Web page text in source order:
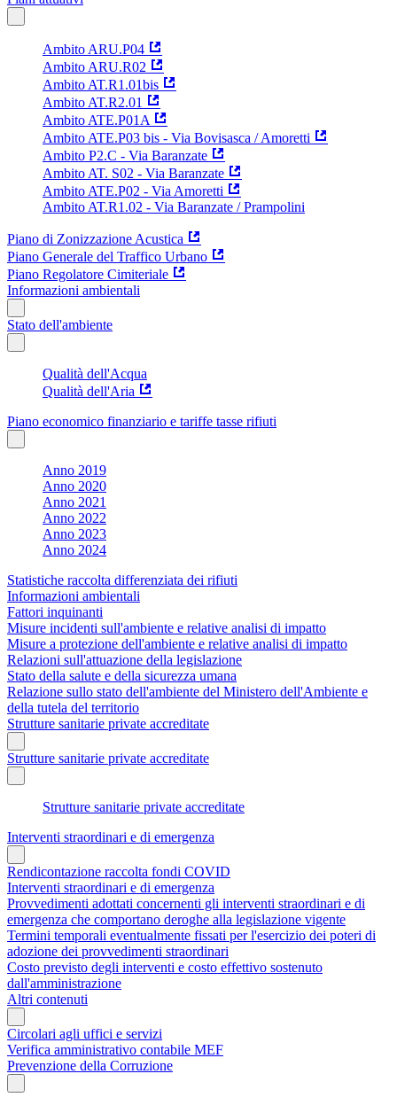
Ambito ARU.P04
Ambito ARU.R02
Ambito AT.R1.01bis
Ambito AT.R2.01
Ambito ATE.P01A
Ambito ATE.P03 bis - Via Bovisasca / Amoretti
Ambito P2.C - Via Baranzate
Ambito AT. S02 - Via Baranzate
Ambito ATE.P02 - Via Amoretti
Ambito AT.R1.02 - Via Baranzate / Prampolini
Piano di Zonizzazione Acustica
Piano Generale del Traffico Urbano
Piano Regolatore Cimiteriale
Informazioni ambientali
Stato dell'ambiente
Qualità dell'Acqua
Qualità dell'Aria
Piano economico finanziario e tariffe tasse rifiuti
Anno 2019
Anno 2020
Anno 2021
Anno 2022
Anno 2023
Anno 2024
Statistiche raccolta differenziata dei rifiuti
Informazioni ambientali
Fattori inquinanti
Misure incidenti sull'ambiente e relative analisi di impatto
Misure a protezione dell'ambiente e relative analisi di impatto
Relazioni sull'attuazione della legislazione
Stato della salute e della sicurezza umana
Relazione sullo stato dell'ambiente del Ministero dell'Ambiente e
della tutela del territorio
Strutture sanitarie private accreditate
Strutture sanitarie private accreditate
Strutture sanitarie private accreditate
Interventi straordinari e di emergenza
Rendicontazione raccolta fondi COVID
Interventi straordinari e di emergenza
Provvedimenti adottati concernenti gli interventi straordinari e di
emergenza che comportano deroghe alla legislazione vigente
Termini temporali eventualmente fissati per l'esercizio dei poteri di
adozione dei provvedimenti straordinari
Costo previsto degli interventi e costo effettivo sostenuto
dall'amministrazione
Altri contenuti
Circolari agli uffici e servizi
Verifica amministrativo contabile MEF
Prevenzione della Corruzione